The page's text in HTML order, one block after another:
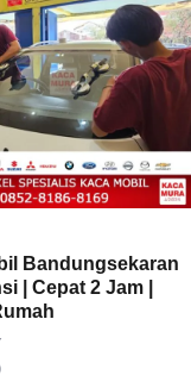
Bandungsekaran
| Cepat 2 Jam |